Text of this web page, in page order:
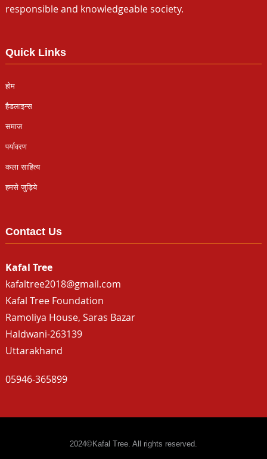
responsible and knowledgeable society.
Quick Links
होम
हैडलाइन्स
समाज
पर्यावरण
कला साहित्य
हमसे जुड़िये
Contact Us
Kafal Tree
kafaltree2018@gmail.com
Kafal Tree Foundation
Ramoliya House, Saras Bazar
Haldwani-263139
Uttarakhand
05946-365899
2024©Kafal Tree. All rights reserved.